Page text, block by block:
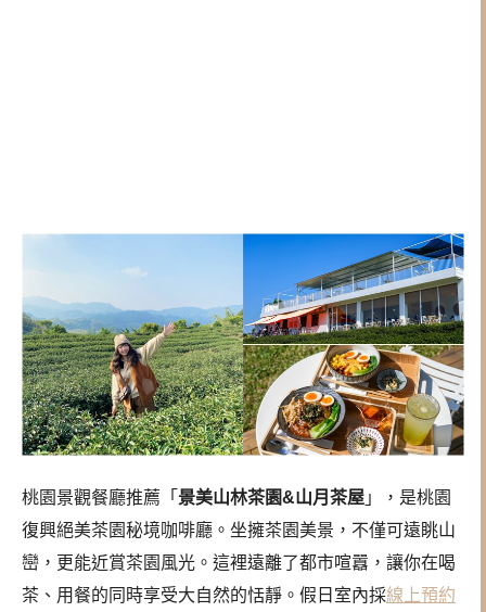
桃園景觀餐廳推薦「 景美山林茶園&山月茶屋 」，是桃園
復興絕美茶園秘境咖啡廳。坐擁茶園美景，不僅可遠眺山
巒，更能近賞茶園風光。這裡遠離了都市喧囂，讓你在喝
茶、用餐的同時享受大自然的恬靜。假日室內採線上預約